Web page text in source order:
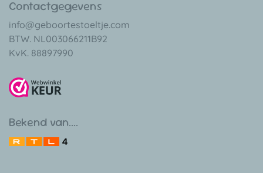
Contactgegevens
info@geboortestoeltje.com
BTW. NL003066211B92
KvK. 88897990
Bekend van....